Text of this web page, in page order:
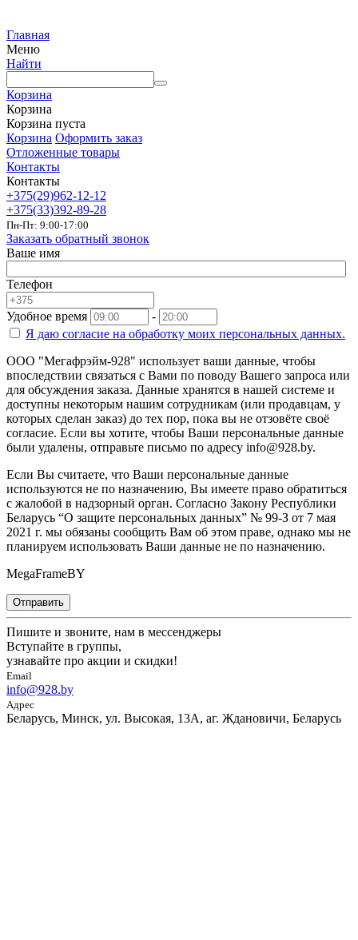
Главная
Меню
Найти
Корзина
Корзина
Корзина пуста
Корзина Оформить заказ
Отложенные товары
Контакты
Контакты
+375(29)962-12-12
+375(33)392-89-28
Пн-Пт: 9:00-17:00
Заказать обратный звонок
Ваше имя
Телефон
Удобное время
-
Я даю согласие на обработку моих персональных данных.
ООО "Мегафрэйм-928" использует ваши данные, чтобы
впоследствии связаться с Вами по поводу Вашего запроса или
для обсуждения заказа. Данные хранятся в нашей системе и
доступны некоторым нашим сотрудникам (или продавцам, у
которых сделан заказ) до тех пор, пока вы не отзовёте своё
согласие. Если вы хотите, чтобы Ваши персональные данные
были удалены, отправьте письмо по адресу info@928.by.
Если Вы считаете, что Ваши персональные данные
используются не по назначению, Вы имеете право обратиться
с жалобой в надзорный орган. Согласно Закону Республики
Беларусь “О защите персональных данных” № 99-З от 7 мая
2021 г. мы обязаны сообщить Вам об этом праве, однако мы не
планируем использовать Ваши данные не по назначению.
MegaFrameBY
Отправить
Пишите и звоните, нам в мессенджеры
Вступайте в группы,
узнавайте про акции и скидки!
Email
info@928.by
Адрес
Беларусь, Минск, ул. Высокая, 13А, аг. Ждановичи, Беларусь